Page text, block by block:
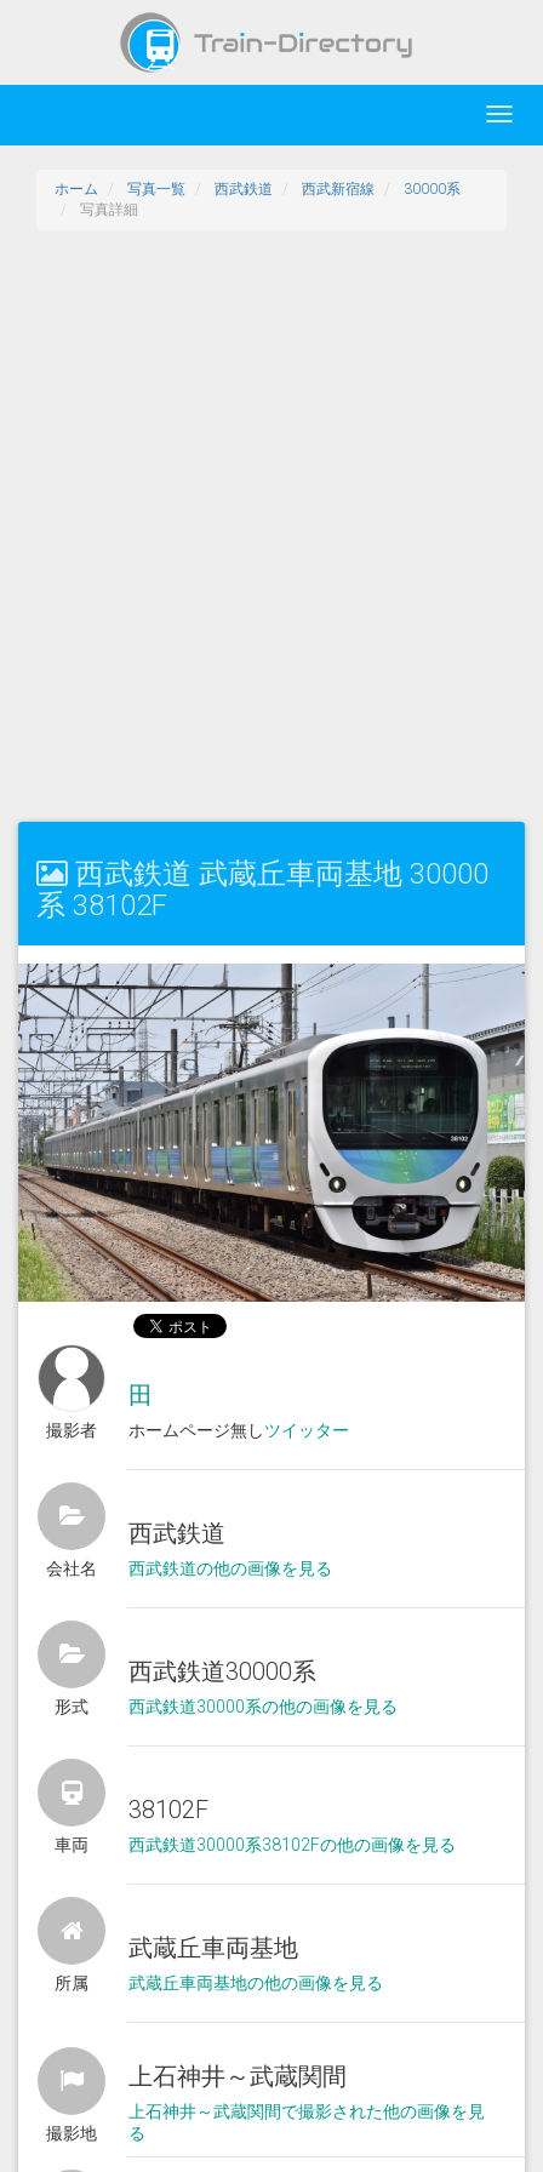
ホーム 写真一覧 西武鉄道 西武新宿線
30000系
写真詳細
西武鉄道 武蔵丘車両基地 30000
系 38102F
撮影者
田
ホームページ無しツイッター
会社名
西武鉄道
西武鉄道の他の画像を見る
形式
西武鉄道30000系
西武鉄道30000系の他の画像を見る
車両
38102F
西武鉄道30000系38102Fの他の画像を見る
所属
武蔵丘車両基地
武蔵丘車両基地の他の画像を見る
撮影地
上石神井～武蔵関間
上石神井～武蔵関間で撮影された他の画像を見
る